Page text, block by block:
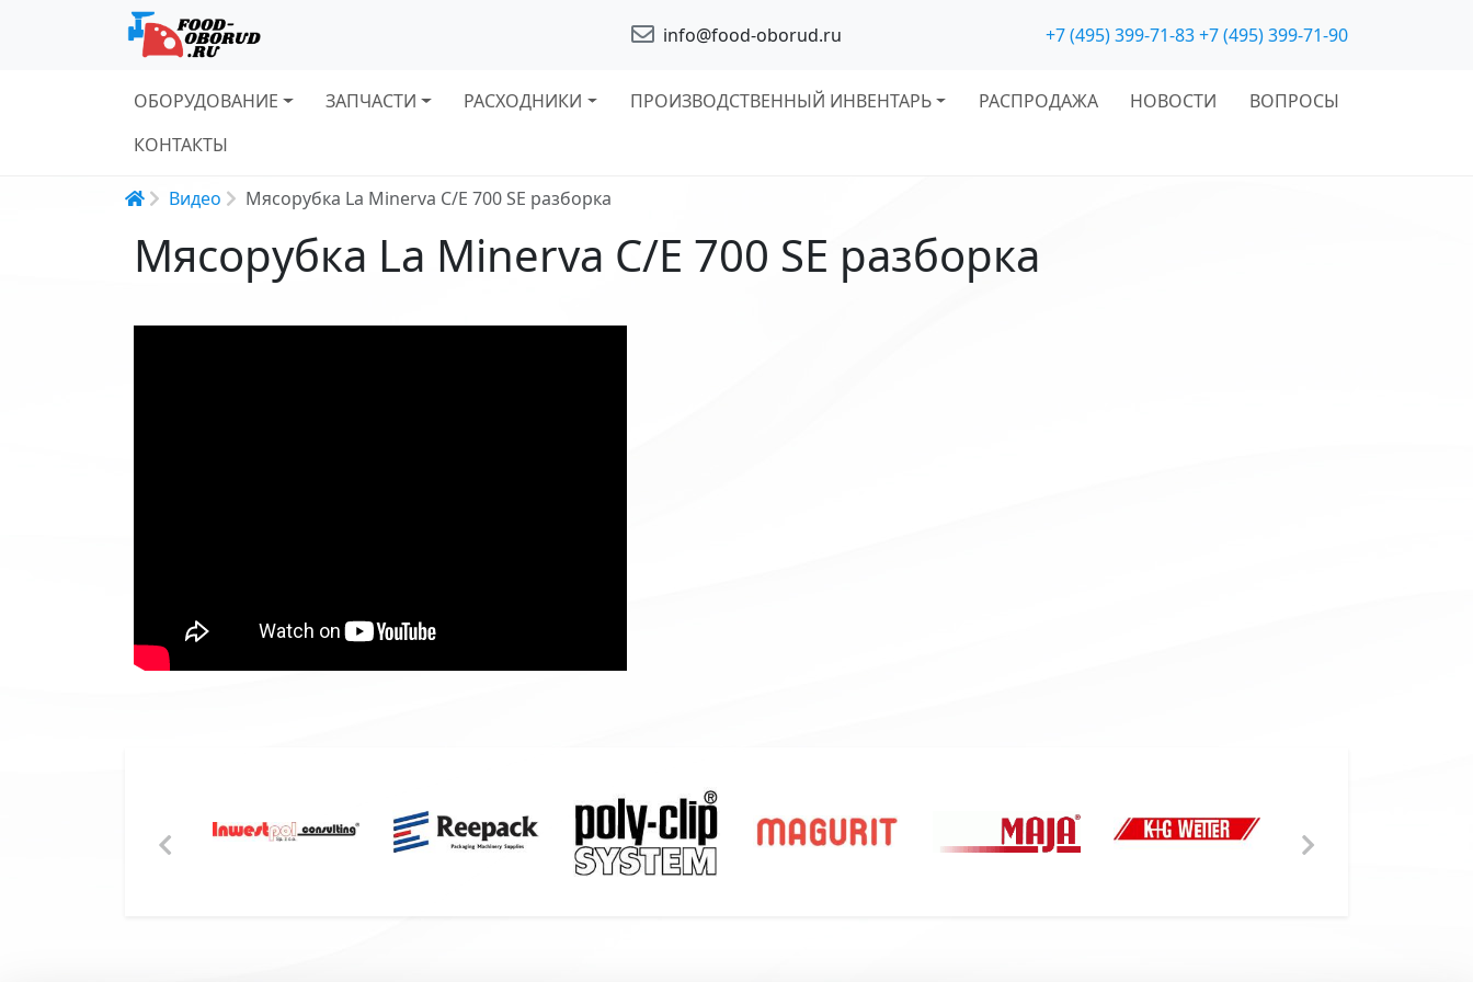
info@food-oborud.ru +7 (495) 399-71-83+7 (495) 399-71-90
Основная навигация
ОБОРУДОВАНИЕ ЗАПЧАСТИ РАСХОДНИКИ ПРОИЗВОДСТВЕННЫЙ ИНВЕНТАРЬ РАСПРОДАЖА НОВОСТИ
ВОПРОСЫ
КОНТАКТЫ
Строка навигации
Видео Мясорубка La Minerva C/E 700 SE разборка
Мясорубка La Minerva C/E 700 SE разборка